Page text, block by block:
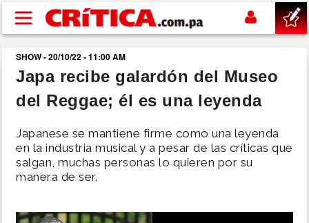
Pasar al contenido principal
buscar
SUCESOS
NACIONAL
POLÍTICA
SHOW
SHOW - 20/10/22 - 11:00 AM
Japa recibe galardón del Museo
del Reggae; él es una leyenda
Japanese se mantiene firme como una leyenda
en la industria musical y a pesar de las críticas que
salgan, muchas personas lo quieren por su
manera de ser.